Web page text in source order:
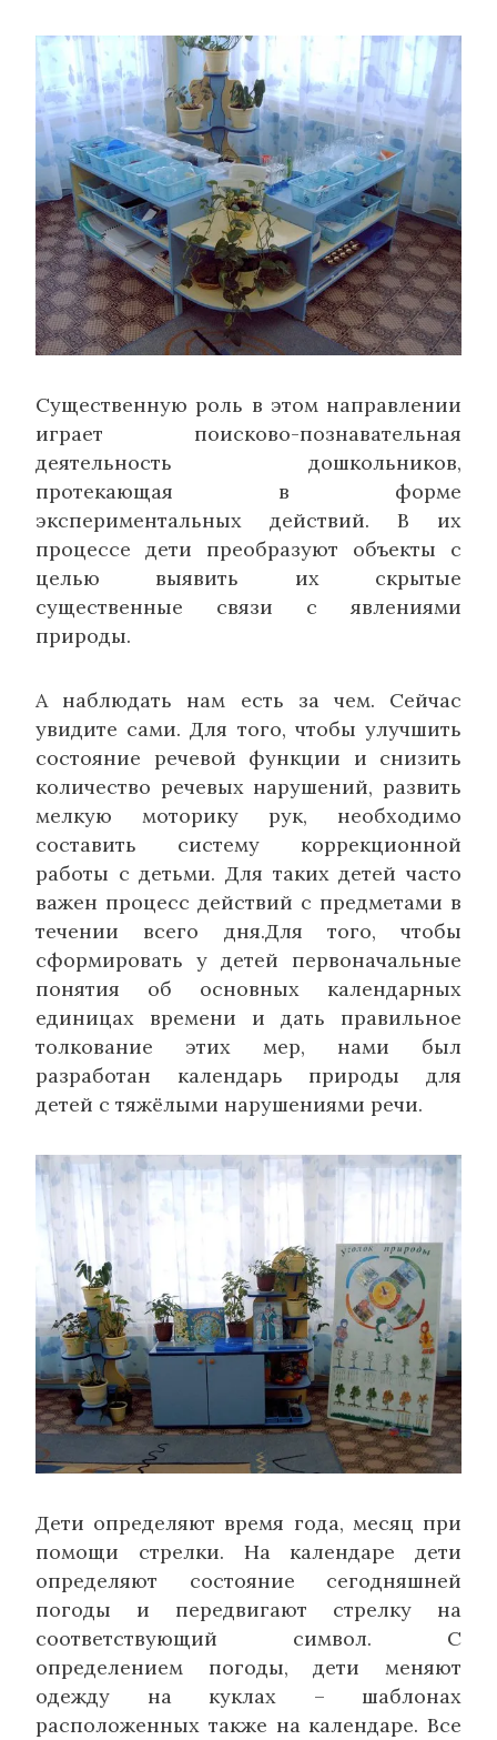
Существенную роль в этом направлении
играет поисково-познавательная
деятельность дошкольников,
протекающая в форме
экспериментальных действий. В их
процессе дети преобразуют объекты с
целью выявить их скрытые
существенные связи с явлениями
природы.
А наблюдать нам есть за чем. Сейчас
увидите сами. Для того, чтобы улучшить
состояние речевой функции и снизить
количество речевых нарушений, развить
мелкую моторику рук, необходимо
составить систему коррекционной
работы с детьми. Для таких детей часто
важен процесс действий с предметами в
течении всего дня.Для того, чтобы
сформировать у детей первоначальные
понятия об основных календарных
единицах времени и дать правильное
толкование этих мер, нами был
разработан календарь природы для
детей с тяжёлыми нарушениями речи.
Дети определяют время года, месяц при
помощи стрелки. На календаре дети
определяют состояние сегодняшней
погоды и передвигают стрелку на
соответствующий символ. С
определением погоды, дети меняют
одежду на куклах – шаблонах
расположенных также на календаре. Все